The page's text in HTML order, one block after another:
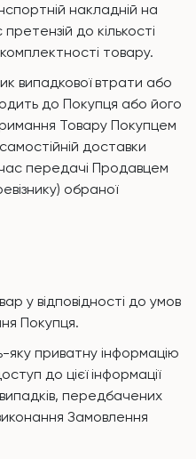
накладній на
до кількості
товару.
випадкової втрати або
до Покупця або його
Товару Покупцем
доставки
передачі Продавцем
обраної
у відповідності до умов
Покупця.
яку приватну інформацію
до цієї інформації
передбачених
Замовлення